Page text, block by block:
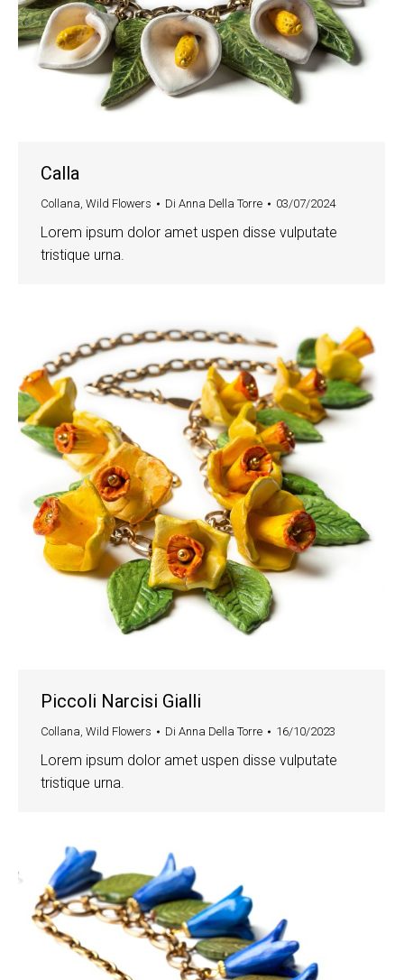
Calla
Collana, Wild Flowers Di Anna Della Torre 03/07/2024
Lorem ipsum dolor amet uspen disse vulputate
tristique urna.
Piccoli Narcisi Gialli
Collana, Wild Flowers Di Anna Della Torre 16/10/2023
Lorem ipsum dolor amet uspen disse vulputate
tristique urna.